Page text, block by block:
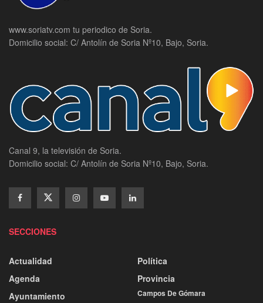
www.soriatv.com tu periodico de Soria.
Domicilio social: C/ Antolín de Soria Nº10, Bajo, Soria.
Canal 9, la televisión de Soria.
Domicilio social: C/ Antolín de Soria Nº10, Bajo, Soria.
SECCIONES
Actualidad
Agenda
Ayuntamiento
Política
Provincia
Campos De Gómara